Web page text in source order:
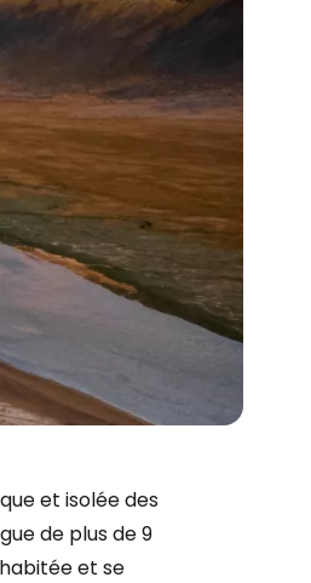
et isolée des
de plus de 9
et se